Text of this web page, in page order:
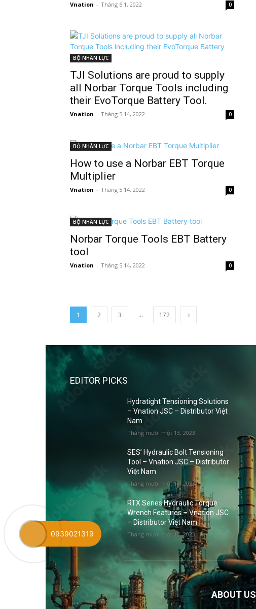
Vnation - Tháng 6 1, 2022 0
BỘ NHÂN LỰC
TJI Solutions are proud to supply
all Norbar Torque Tools including
their EvoTorque Battery Tool.
Vnation - Tháng 5 14, 2022 0
BỘ NHÂN LỰC
How to use a Norbar EBT Torque
Multiplier
Vnation - Tháng 5 14, 2022 0
BỘ NHÂN LỰC
Norbar Torque Tools EBT Battery
tool
Vnation - Tháng 5 14, 2022 0
1 2 3 ... 172
EDITOR PICKS
Hydratight Tensioning Solutions
– Vnation JSC – Distributor Việt
Nam
Tháng mười một 13, 2023
SES’ Hydraulic Bolt Tensioning
Tool – Vnation JSC – Distributor
Việt Nam
Tháng mười một 13, 2023
RTX Series Hydraulic Torque
Wrench Features – Vnation JSC
– Distributor Việt Nam
Tháng mười một 13, 2023
ABOUT US
0939021319